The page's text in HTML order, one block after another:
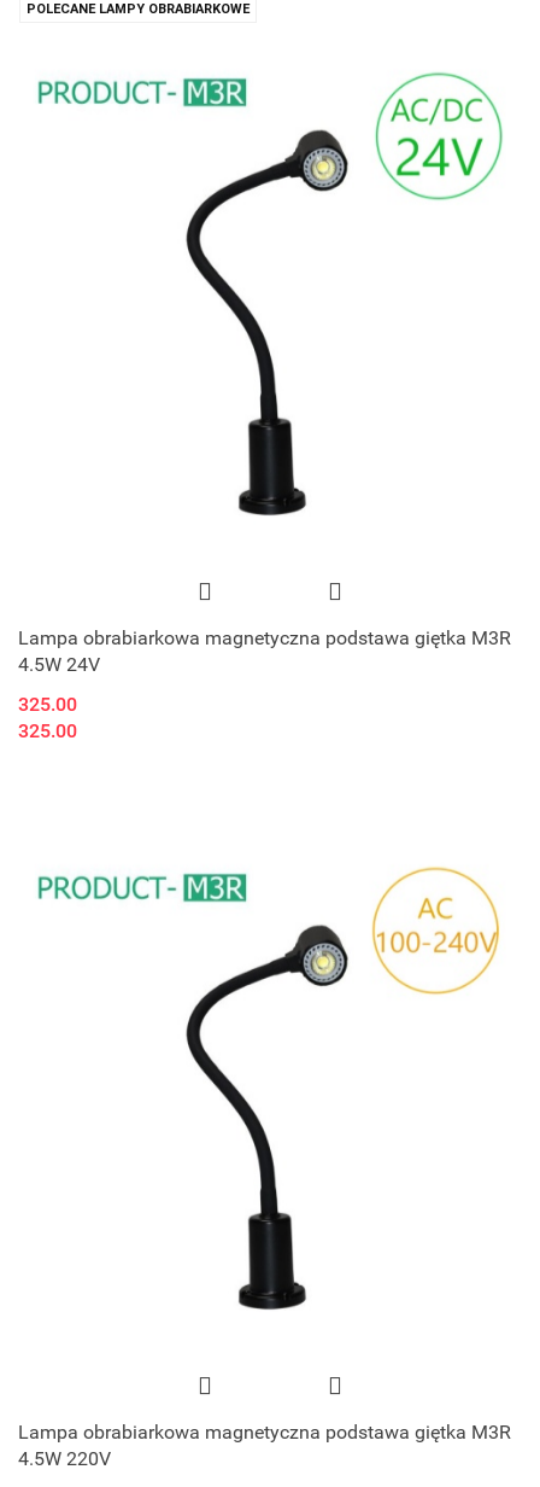
POLECANE LAMPY OBRABIARKOWE
Lampa obrabiarkowa magnetyczna podstawa giętka M3R
4.5W 24V
325.00
325.00
Lampa obrabiarkowa magnetyczna podstawa giętka M3R
4.5W 220V